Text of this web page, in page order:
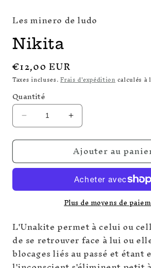
1
fenêtre
modale
Les minero de ludo
Nikita
Prix
habituel
€12,00 EUR
Taxes incluses.Frais d'expéditioncalculés à
Quantité
Réduire
la
quantité
Nikita
Augmenter
la
quantité
de
Nikita
Ajouter au
Plus de moyens de
L'Unakite permet à celui ou
de se retrouver face à lui ou
blocages liés au passé et étant